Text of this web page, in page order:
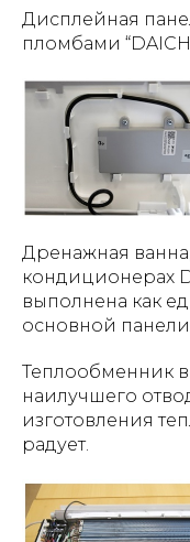
Дисплейная
пломбами
Дренажная
кондиционерах
выполнена как
основной панели
Теплообменник
наилучшего
изготовления
радует.